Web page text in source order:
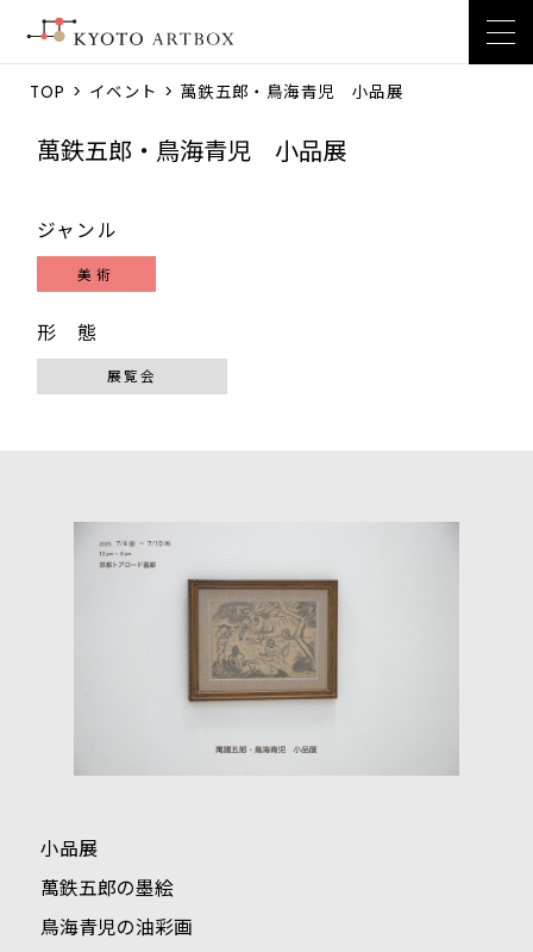
TOP > イベント > 萬鉄五郎・鳥海青児 小品展
萬鉄五郎・鳥海青児 小品展
ジャンル
美術
形 態
展覧会
小品展
萬鉄五郎の墨絵
鳥海青児の油彩画